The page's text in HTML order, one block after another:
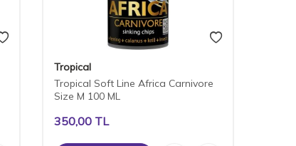
Tropical
Tropical Soft Line Africa Carnivore
Size M 100 ML
350,00TL